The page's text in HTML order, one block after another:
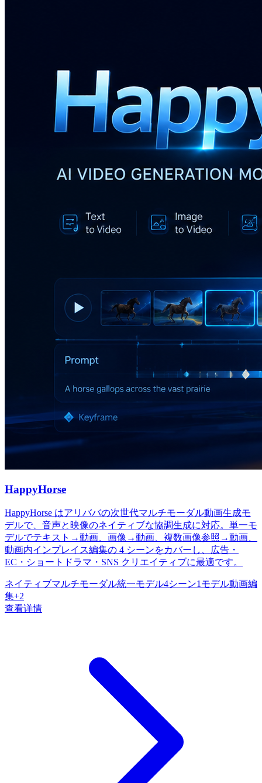
HappyHorse
HappyHorse はアリババの次世代マルチモーダル動画生成モ
デルで、音声と映像のネイティブな協調生成に対応。単一モ
デルでテキスト→動画、画像→動画、複数画像参照→動画、
動画内インプレイス編集の 4 シーンをカバーし、広告・
EC・ショートドラマ・SNS クリエイティブに最適です。
ネイティブマルチモーダル統一モデル4シーン1モデル動画編
集+2
查看详情